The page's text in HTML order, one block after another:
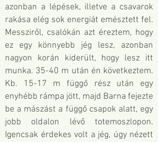
azonban a lépések, illetve a csavarok
rakása elég sok energiát emésztett fel.
Messziről, csalókán azt éreztem, hogy
ez egy könnyebb jég lesz, azonban
nagyon korán kiderült, hogy lesz itt
munka. 35-40 m után én következtem.
Kb. 15-17 m függő rész után egy
enyhébb rámpa jött, majd Barna fejezte
be a mászást a függő csapok alatt, egy
jobb oldalon lévő totemoszlopon.
Igencsak érdekes volt a jég, úgy nézett